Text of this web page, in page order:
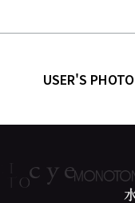
USER'S PHOTO